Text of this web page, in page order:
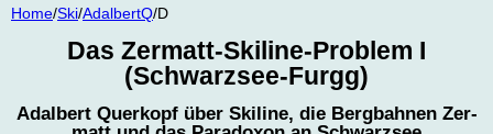
Home/Ski/Adal­bertQ/D
Das Zer­matt-Ski­line-Pro­blem I
(Schwarz­see-Furgg)
Adal­bert Quer­kopf über Ski­line, die Berg­bah­nen Zer­